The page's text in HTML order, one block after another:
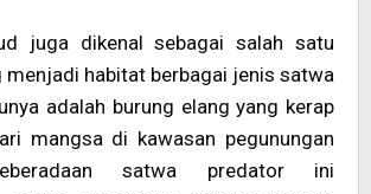
juga dikenal sebagai salah satu
menjadi habitat berbagai jenis satwa
adalah burung elang yang kerap
mangsa di kawasan pegunungan
satwa predator ini